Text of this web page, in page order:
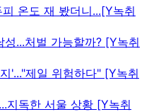
온도 재 봤더니...[Y녹취
...처벌 가능할까? [Y녹취
'..."제일 위험하다" [Y녹취
지독한 서울 상황 [Y녹취